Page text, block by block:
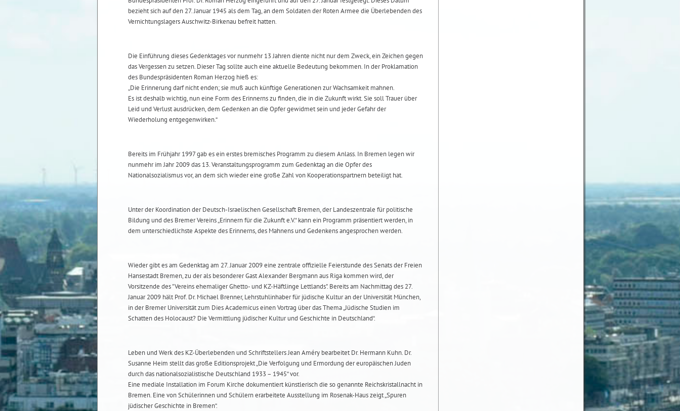
bezieht sich auf den 27. Januar 1945 als dem Tag, an dem Soldaten der Roten Armee die Überlebenden des
Vernichtungslagers Auschwitz-Birkenau befreit hatten.
Die Einführung dieses Gedenktages vor nunmehr 13 Jahren diente nicht nur dem Zweck, ein Zeichen gegen
das Vergessen zu setzen. Dieser Tag sollte auch eine aktuelle Bedeutung bekommen. In der Proklamation
des Bundespräsidenten Roman Herzog hieß es:
„Die Erinnerung darf nicht enden; sie muß auch künftige Generationen zur Wachsamkeit mahnen.
Es ist deshalb wichtig, nun eine Form des Erinnerns zu finden, die in die Zukunft wirkt. Sie soll Trauer über
Leid und Verlust ausdrücken, dem Gedenken an die Opfer gewidmet sein und jeder Gefahr der
Wiederholung entgegenwirken.“
Bereits im Frühjahr 1997 gab es ein erstes bremisches Programm zu diesem Anlass. In Bremen legen wir
nunmehr im Jahr 2009 das 13. Veranstaltungsprogramm zum Gedenktag an die Opfer des
Nationalsozialismus vor, an dem sich wieder eine große Zahl von Kooperationspartnern beteiligt hat.
Unter der Koordination der Deutsch-Israelischen Gesellschaft Bremen, der Landeszentrale für politische
Bildung und des Bremer Vereins „Erinnern für die Zukunft e.V.“ kann ein Programm präsentiert werden, in
dem unterschiedlichste Aspekte des Erinnerns, des Mahnens und Gedenkens angesprochen werden.
Wieder gibt es am Gedenktag am 27. Januar 2009 eine zentrale offizielle Feierstunde des Senats der Freien
Hansestadt Bremen, zu der als besonderer Gast Alexander Bergmann aus Riga kommen wird, der
Vorsitzende des "Vereins ehemaliger Ghetto- und KZ-Häftlinge Lettlands". Bereits am Nachmittag des 27.
Januar 2009 hält Prof. Dr. Michael Brenner, Lehrstuhlinhaber für jüdische Kultur an der Universität München,
in der Bremer Universität zum Dies Academicus einen Vortrag über das Thema „Jüdische Studien im
Schatten des Holocaust? Die Vermittlung jüdischer Kultur und Geschichte in Deutschland“.
Leben und Werk des KZ-Überlebenden und Schriftstellers Jean Améry bearbeitet Dr. Hermann Kuhn. Dr.
Susanne Heim stellt das große Editionsprojekt „Die Verfolgung und Ermordung der europäischen Juden
durch das nationalsozialistische Deutschland 1933 – 1945“ vor.
Eine mediale Installation im Forum Kirche dokumentiert künstlerisch die so genannte Reichskristallnacht in
Bremen. Eine von Schülerinnen und Schülern erarbeitete Ausstellung im Rosenak-Haus zeigt „Spuren
jüdischer Geschichte in Bremen“.